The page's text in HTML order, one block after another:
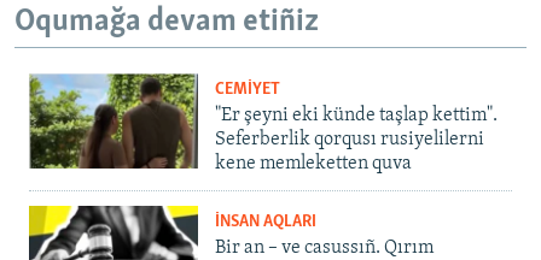
Oqumağa devam etiñiz
CEMİYET
"Er şeyni eki künde taşlap kettim".
Seferberlik qorqusı rusiyelilerni
kene memleketten quva
İNSAN AQLARI
Bir an – ve casussıñ. Qırım